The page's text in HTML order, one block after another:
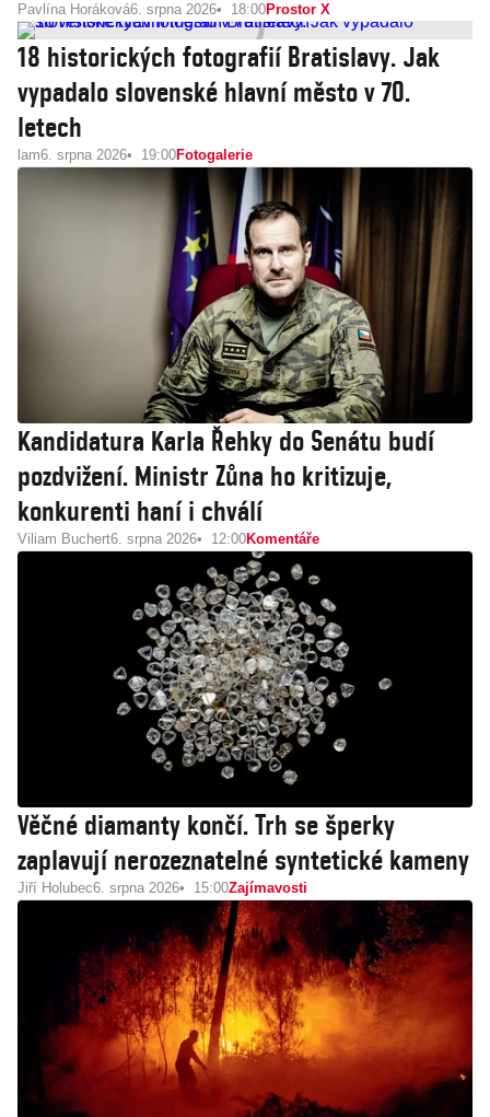
Pavlína Horáková6. srpna 2026 18:00Prostor X
18 historických fotografií Bratislavy. Jak
vypadalo slovenské hlavní město v 70.
letech
lam6. srpna 2026 19:00Fotogalerie
Kandidatura Karla Řehky do Senátu budí
pozdvižení. Ministr Zůna ho kritizuje,
konkurenti haní i chválí
Viliam Buchert6. srpna 2026 12:00Komentáře
Věčné diamanty končí. Trh se šperky
zaplavují nerozeznatelné syntetické kameny
Jiří Holubec6. srpna 2026 15:00Zajímavosti